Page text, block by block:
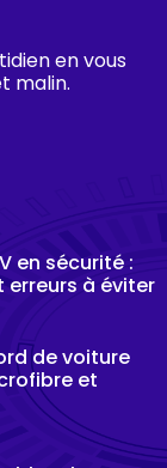
en vous
malin.
en sécurité :
erreurs à éviter
de voiture
et